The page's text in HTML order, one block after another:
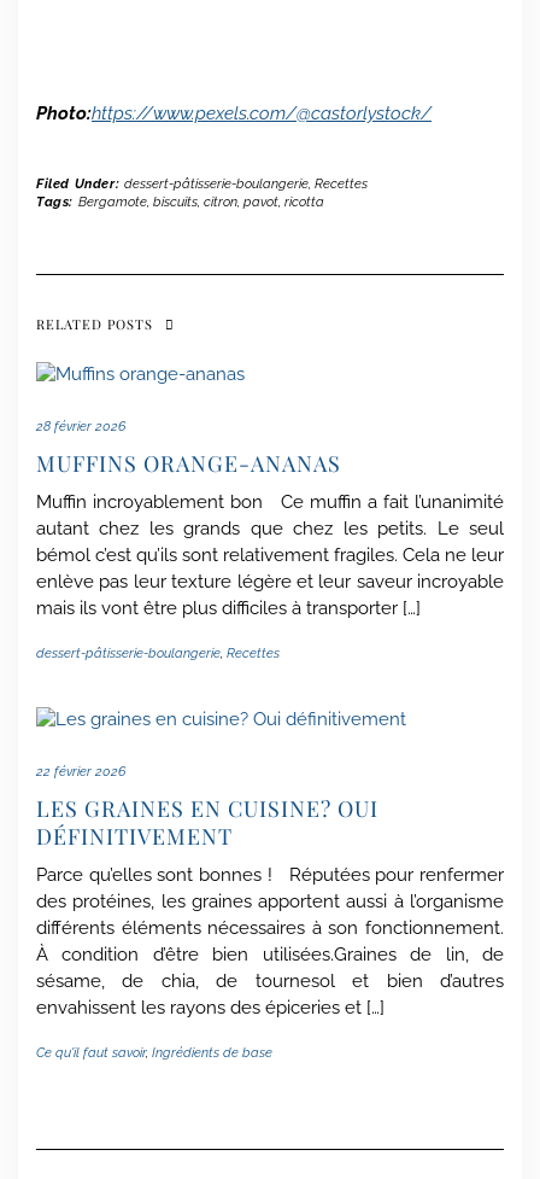
Photo:https://www.pexels.com/@castorlystock/
Filed Under: dessert-pâtisserie-boulangerie, Recettes
Tags: Bergamote, biscuits, citron, pavot, ricotta
RELATED POSTS
28 février 2026
MUFFINS ORANGE-ANANAS
Muffin incroyablement bon Ce muffin a fait l’unanimité
autant chez les grands que chez les petits. Le seul
bémol c’est qu’ils sont relativement fragiles. Cela ne leur
enlève pas leur texture légère et leur saveur incroyable
mais ils vont être plus difficiles à transporter […]
dessert-pâtisserie-boulangerie, Recettes
22 février 2026
LES GRAINES EN CUISINE? OUI
DÉFINITIVEMENT
Parce qu’elles sont bonnes ! Réputées pour renfermer
des protéines, les graines apportent aussi à l’organisme
différents éléments nécessaires à son fonctionnement.
À condition d’être bien utilisées.Graines de lin, de
sésame, de chia, de tournesol et bien d’autres
envahissent les rayons des épiceries et […]
Ce qu'il faut savoir, Ingrédients de base